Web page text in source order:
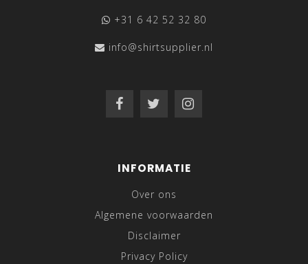
+31 6 42 52 32 80
info@shirtsupplier.nl
INFORMATIE
Over ons
Algemene voorwaarden
Disclaimer
Privacy Policy